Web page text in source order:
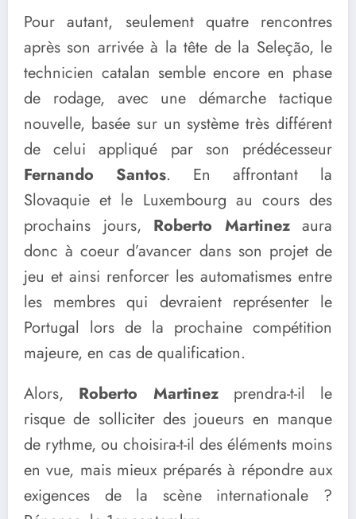
Pour autant, seulement quatre rencontres
après son arrivée à la tête de la Seleção, le
technicien catalan semble encore en phase
de rodage, avec une démarche tactique
nouvelle, basée sur un système très différent
de celui appliqué par son prédécesseur
Fernando Santos. En affrontant la
Slovaquie et le Luxembourg au cours des
prochains jours, Roberto Martinezaura
donc à coeur d’avancer dans son projet de
jeu et ainsi renforcer les automatismes entre
les membres qui devraient représenter le
Portugal lors de la prochaine compétition
majeure, en cas de qualification.
Alors, Roberto Martinezprendra-t-il le
risque de solliciter des joueurs en manque
de rythme, ou choisira-t-il des éléments moins
en vue, mais mieux préparés à répondre aux
exigences de la scène internationale ?